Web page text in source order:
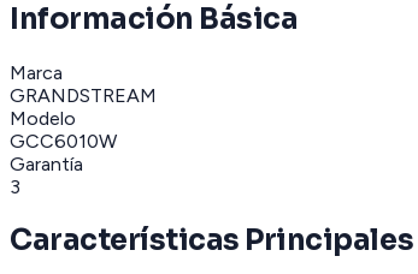
Información Básica
Marca
GRANDSTREAM
Modelo
GCC6010W
Garantía
3
Características Principales